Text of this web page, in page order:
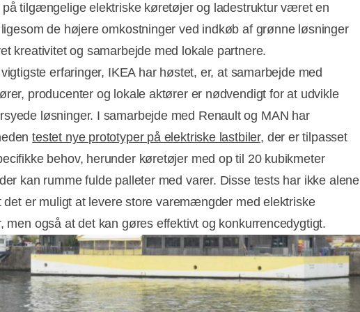
på tilgængelige elektriske køretøjer og ladestruktur været en
de højere omkostninger ved indkøb af grønne løsninger
kreativitet og samarbejde med lokale partnere.
erfaringer, IKEA har høstet, er, at samarbejde med
producenter og lokale aktører er nødvendigt for at udvikle
løsninger. I samarbejde med Renault og MAN har
testet nye prototyper på elektriske lastbiler, der er tilpasset
behov, herunder køretøjer med op til 20 kubikmeter
kan rumme fulde palleter med varer. Disse tests har ikke alene
det er muligt at levere store varemængder med elektriske
men også at det kan gøres effektivt og konkurrencedygtigt.